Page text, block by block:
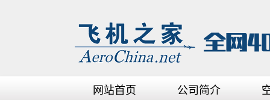
网站首页 公司简介